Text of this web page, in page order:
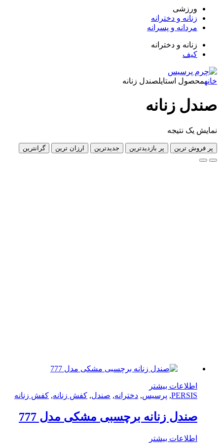
و دخترانه
و پسرانه
و دخترانه
استایلصندل زنانه
زنانه
نتیجه
ترین پر بازدیدترین جدیدترین ارزان ترین گرانترین
بیشتر
پرسیس, دخترانه , صندل ,کفش زنانه,کفش زنانه
زنانه برچسبی مشکی مدل 777
بیشتر